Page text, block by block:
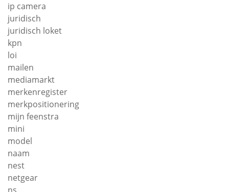
ip camera
juridisch
juridisch loket
kpn
loi
mailen
mediamarkt
merkenregister
merkpositionering
mijn feenstra
mini
model
naam
nest
netgear